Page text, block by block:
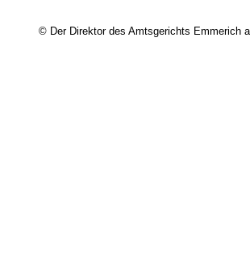
© Der Direktor des Amtsgerichts Emmerich